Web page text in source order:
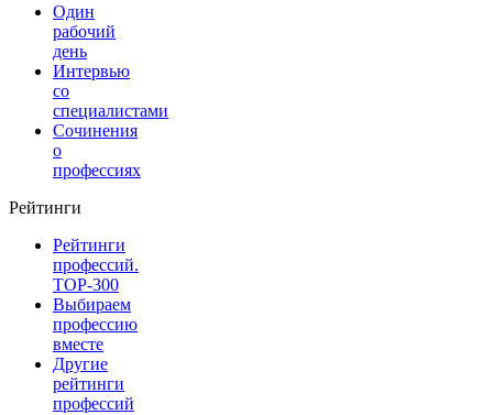
Один
рабочий
день
Интервью
со
специалистами
Сочинения
о
профессиях
Рейтинги
Рейтинги
профессий.
TOP-300
Выбираем
профессию
вместе
Другие
рейтинги
профессий